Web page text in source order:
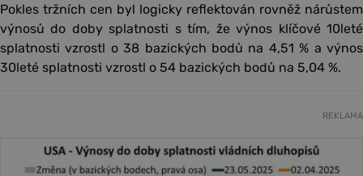
Pokles tržních cen byl logicky reflektován rovněž nárůstem
výnosů do doby splatnosti s tím, že výnos klíčové 10leté
splatnosti vzrostl o 38 bazických bodů na 4,51 % a výnos
30leté splatnosti vzrostl o 54 bazických bodů na 5,04 %.
REKLAMA